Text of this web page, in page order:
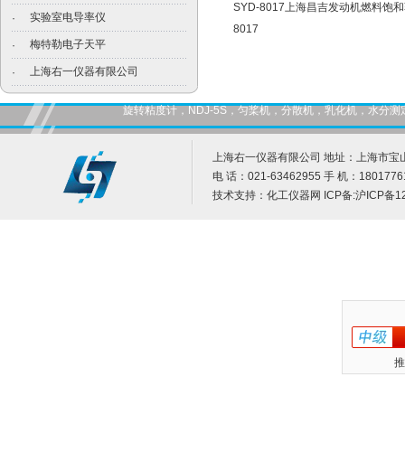
· 实验室电导率仪
· 梅特勒电子天平
· 上海右一仪器有限公司
SYD-8017上海昌吉发动机燃料饱
8017
旋转粘度计，NDJ-5S，匀桨机，分散机，乳化机，水分
上海右一仪器有限公司 地址：上海市宝
电 话：021-63462955 手 机：
技术支持： 化工仪器网 ICP备:沪ICP备